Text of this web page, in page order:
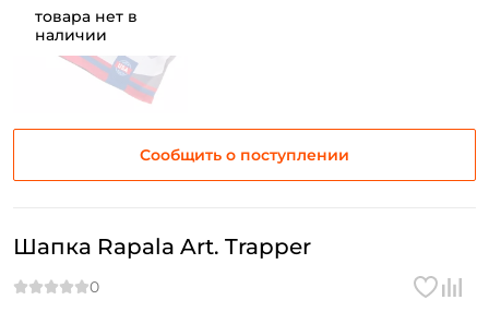
товара нет в
наличии
Сообщить о поступлении
Шапка Rapala Art. Trapper